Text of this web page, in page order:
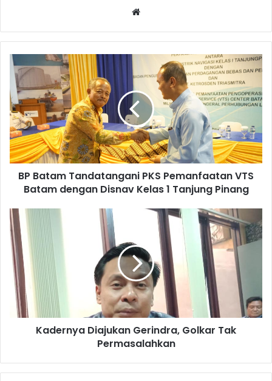
BP Batam Tandatangani PKS Pemanfaatan VTS
Batam dengan Disnav Kelas 1 Tanjung Pinang
Kadernya Diajukan Gerindra, Golkar Tak
Permasalahkan